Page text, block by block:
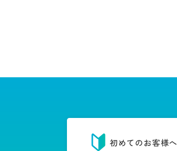
初めてのお客様へ